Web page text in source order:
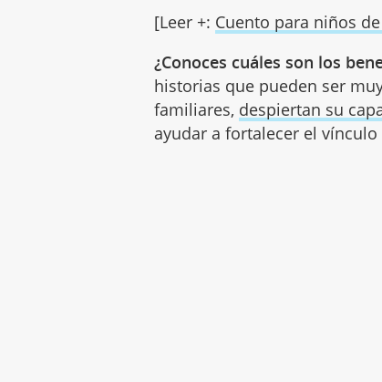
[Leer +: Cuento para niños
¿Conoces cuáles son los
historias que pueden ser
familiares, despiertan su
ayudar a fortalecer el